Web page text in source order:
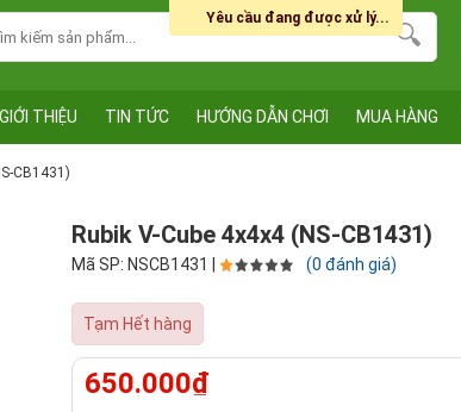
GIỚI THIỆU TIN TỨC HƯỚNG DẪN CHƠI MUA HÀNG
CB1431)
Rubik V-Cube 4x4x4 (NS-CB1431)
Mã SP: NSCB1431 | (0 đánh giá)
Tạm Hết hàng
650.000₫
Yêu cầu đang được xử lý...